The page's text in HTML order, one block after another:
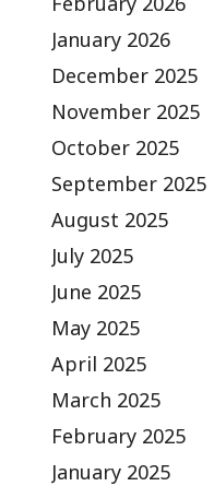
February 2026
January 2026
December 2025
November 2025
October 2025
September 2025
August 2025
July 2025
June 2025
May 2025
April 2025
March 2025
February 2025
January 2025